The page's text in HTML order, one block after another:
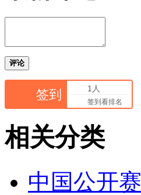
评论
签到 1人
签到看排名
相关分类
中国公开赛